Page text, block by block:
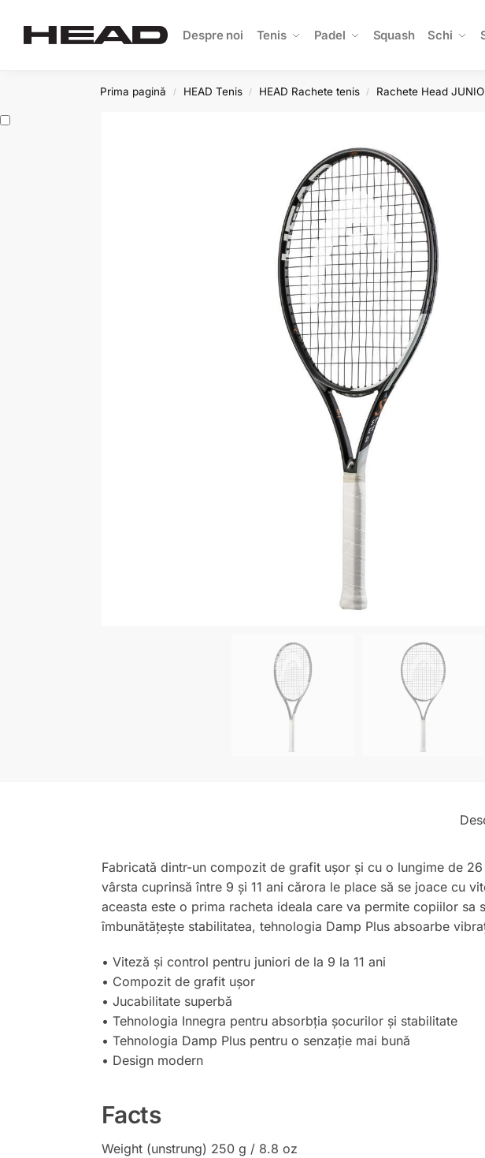
Despre noi Tenis Padel Squash Schi
Search
Prima pagină / HEAD Tenis / HEAD Rachete tenis / Rachete Head
Fabricată dintr-un compozit de grafit ușor și cu o lungime de
vârsta cuprinsă între 9 și 11 ani cărora le place să se joace cu
aceasta este o prima racheta ideala care va permite copiilor
îmbunătățește stabilitatea, tehnologia Damp Plus absoarbe
• Viteză și control pentru juniori de la 9 la 11 ani
• Compozit de grafit ușor
• Jucabilitate superbă
• Tehnologia Innegra pentru absorbția șocurilor și stabilitate
• Tehnologia Damp Plus pentru o senzație mai bună
• Design modern
Facts
Weight (unstrung) 250 g / 8.8 oz